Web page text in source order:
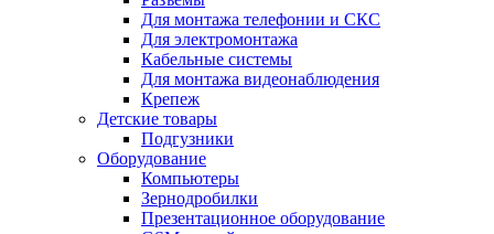
Для монтажа телефонии и СКС
Для электромонтажа
Кабельные системы
Для монтажа видеонаблюдения
Крепеж
Детские товары
Подгузники
Оборудование
Компьютеры
Зернодробилки
Презентационное оборудование